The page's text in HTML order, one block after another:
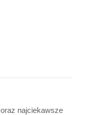
najciekawsze